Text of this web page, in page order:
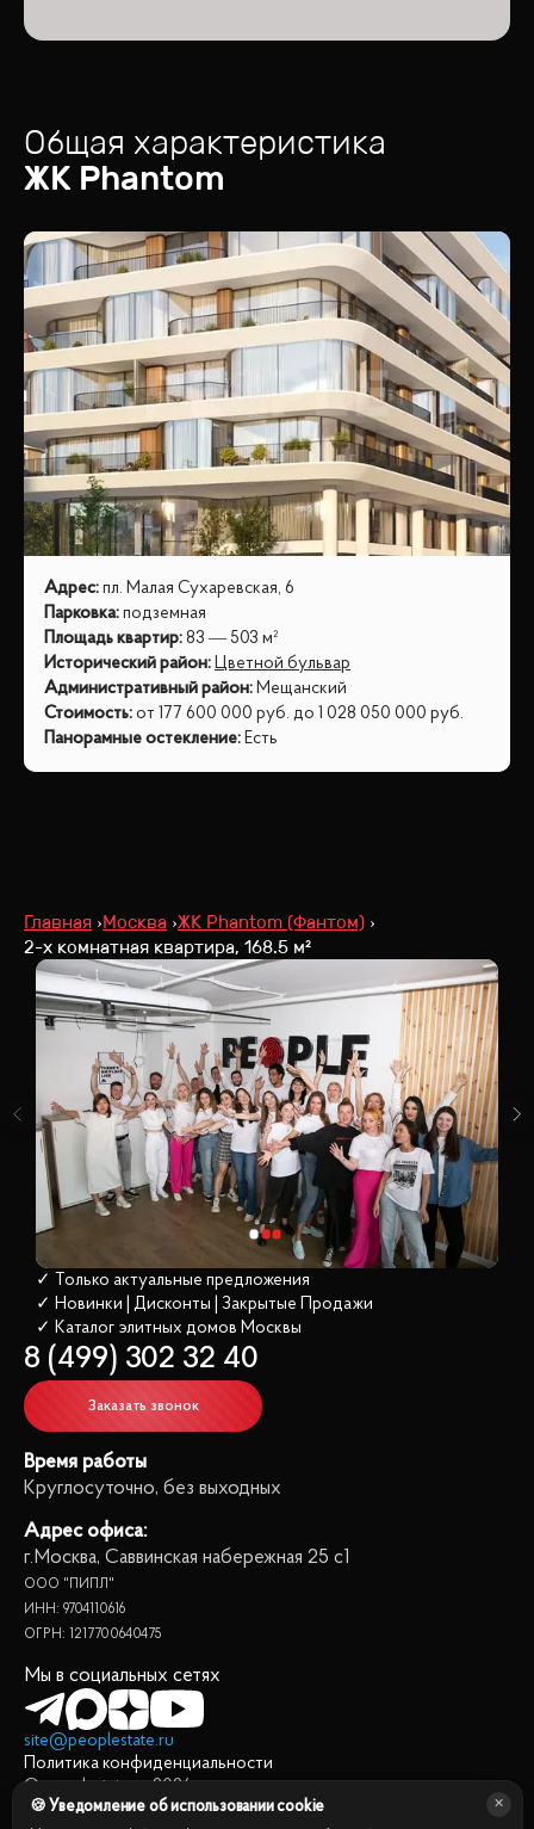
Общая характеристика
ЖК Phantom
Адрес: пл. Малая Сухаревская, 6
Парковка: подземная
Площадь квартир: 83 — 503 м²
Исторический район: Цветной бульвар
Административный район: Мещанский
Стоимость: от 177 600 000 руб. до 1 028 050 000 руб.
Панорамные остекление: Есть
Главная Москва ЖК Phantom (Фантом)
2-х комнатная квартира, 168.5 м²
✓ Только актуальные предложения
✓ Новинки | Дисконты | Закрытые Продажи
✓ Каталог элитных домов Москвы
8 (499) 302 32 40
Заказать звонок
Время работы
Круглосуточно, без выходных
Адрес офиса:
г.Москва, Саввинская набережная 25 с1
ООО "ПИПЛ"
ИНН: 9704110616
ОГРН: 1217700640475
Мы в социальных сетях
site@peoplestate.ru
Политика конфиденциальности
© peoplestate.ru 2026
Представленная на сайте информация, в т.ч. стоимости
🍪 Уведомление об использовании cookie